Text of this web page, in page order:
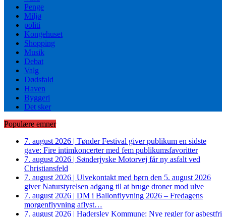
Penge
Miljø
politi
Kongehuset
Shopping
Musik
Debat
Valg
Dødsfald
Haven
Byggeri
Det sker
Populære emner
7. august 2026 | Tønder Festival giver publikum en sidste
gave: Fire intimkoncerter med fem publikumsfavoritter
7. august 2026 | Sønderjyske Motorvej får ny asfalt ved
Christiansfeld
7. august 2026 | Ulvekontakt med børn den 5. august 2026
giver Naturstyrelsen adgang til at bruge droner mod ulve
7. august 2026 | DM i Ballonflyvning 2026 – Fredagens
morgenflyvning aflyst…
7. august 2026 | Haderslev Kommune: Nye regler for asbestfri